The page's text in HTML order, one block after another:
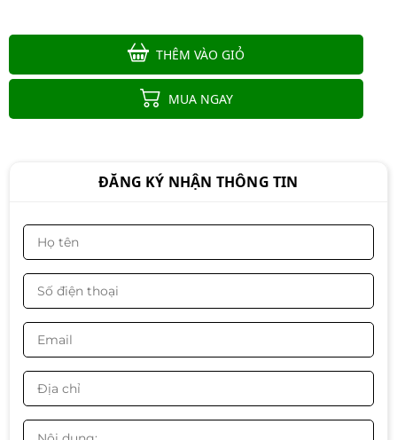
THÊM VÀO GIỎ
MUA NGAY
ĐĂNG KÝ NHẬN THÔNG TIN
PC Gaming Z Medium | Intel i5-
9400 \ GTX 1060\ MSI Z390 \ RAM
16GB\ SSD 256
Liên hệ
PC/ i5-6500/ Main H110/ Card 1050/
Liên hệ
PC B760 – Intel Core i5-12400F |
RAM 16GB | SSD 512GB | Nguồn
làm việc, đồ họa và gaming